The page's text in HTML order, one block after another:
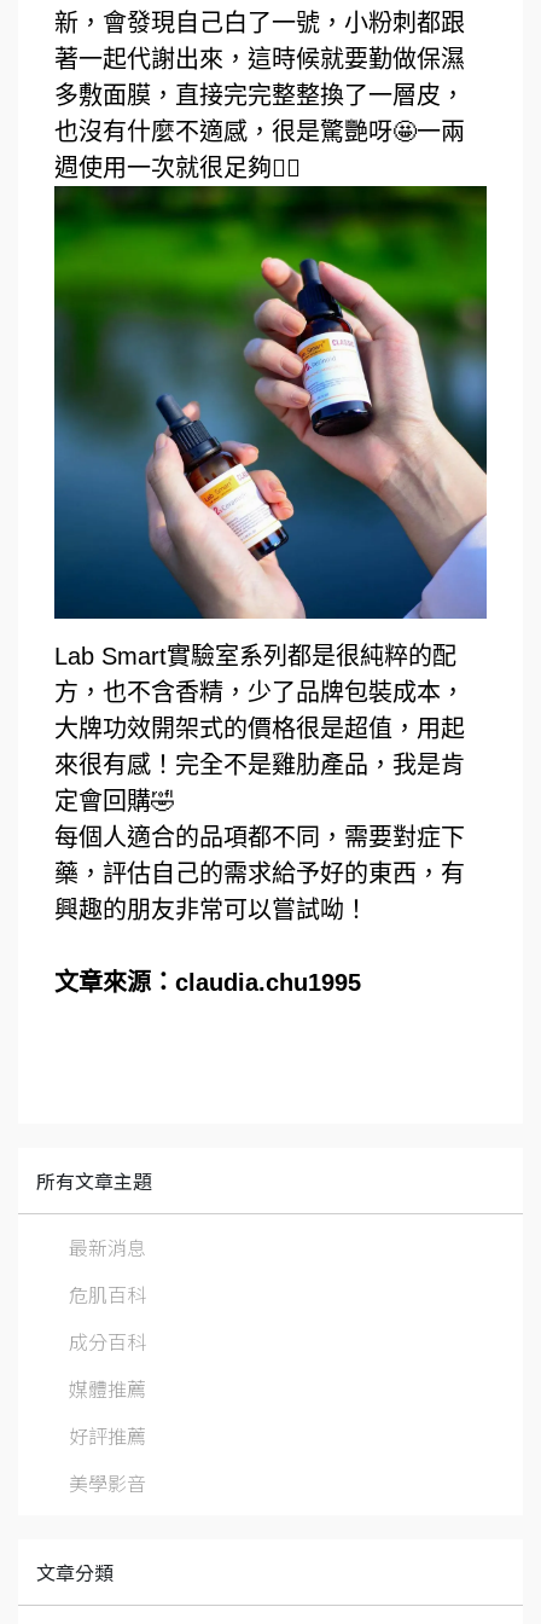
新，會發現自己白了一號，小粉刺都跟
著一起代謝出來，這時候就要勤做保濕
多敷面膜，直接完完整整換了一層皮，
也沒有什麼不適感，很是驚艷呀🤩一兩
週使用一次就很足夠👌🏻
Lab Smart實驗室系列都是很純粹的配
方，也不含香精，少了品牌包裝成本，
大牌功效開架式的價格很是超值，用起
來很有感！完全不是雞肋產品，我是肯
定會回購🤣
每個人適合的品項都不同，需要對症下
藥，評估自己的需求給予好的東西，有
興趣的朋友非常可以嘗試呦！
文章來源： claudia.chu1995
所有文章主題
最新消息
危肌百科
成分百科
媒體推薦
好評推薦
美學影音
文章分類